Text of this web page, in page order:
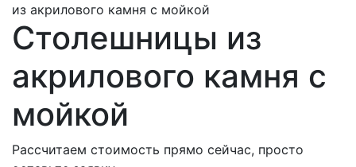
из акрилового камня с мойкой
Столешницы из
акрилового камня с
мойкой
Рассчитаем стоимость прямо сейчас, просто